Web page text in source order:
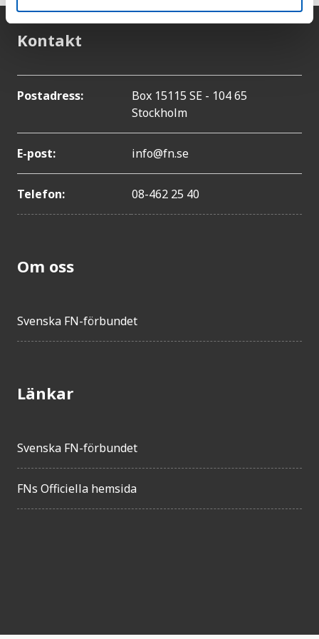
Kontakt
Postadress:
Box 15115 SE - 104 65
Stockholm
E-post: info@fn.se
Telefon: 08-462 25 40
Om oss
Svenska FN-förbundet
Länkar
Svenska FN-förbundet
FNs Officiella hemsida